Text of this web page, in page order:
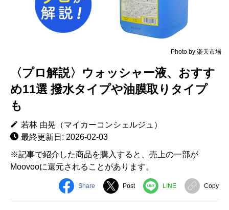
Photo by 楽天市場
〈プロ解説〉ウォッシャー液、おすす
め11選 撥水タイプや油膜取りタイプ
も
若林 由晃（マイカーコンシェルジュ）
最終更新日: 2026-02-03
※記事で紹介した商品を購入すると、売上の一部が
Moovooに還元されることがあります。
Share Post LINE Copy